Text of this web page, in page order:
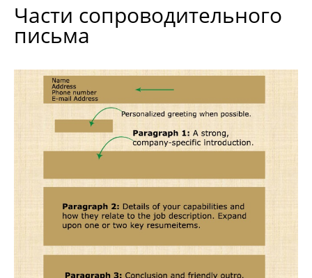
Части сопроводительного
письма